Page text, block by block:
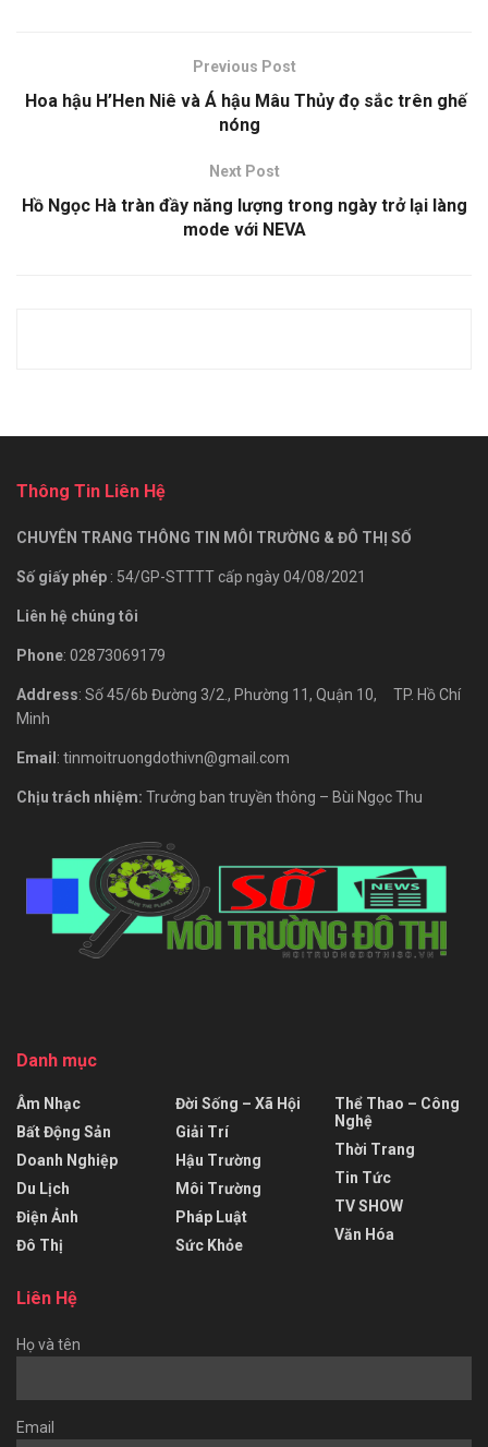
Previous Post
Hoa hậu H’Hen Niê và Á hậu Mâu Thủy đọ sắc trên ghế
nóng
Next Post
Hồ Ngọc Hà tràn đầy năng lượng trong ngày trở lại làng
mode với NEVA
Thông Tin Liên Hệ
CHUYÊN TRANG THÔNG TIN MÔI TRƯỜNG & ĐÔ THỊ SỐ
Số giấy phép : 54/GP-STTTT cấp ngày 04/08/2021
Liên hệ chúng tôi
Phone: 02873069179
Address: Số 45/6b Đường 3/2., Phường 11, Quận 10, TP. Hồ Chí
Minh
Email : tinmoitruongdothivn@gmail.com
Chịu trách nhiệm: Trưởng ban truyền thông – Bùi Ngọc Thu
Danh mục
Âm Nhạc
Bất Động Sản
Doanh Nghiệp
Du Lịch
Điện Ảnh
Đô Thị
Đời Sống – Xã Hội
Giải Trí
Hậu Trường
Môi Trường
Pháp Luật
Sức Khỏe
Thể Thao – Công
Nghệ
Thời Trang
Tin Tức
TV SHOW
Văn Hóa
Liên Hệ
Họ và tên
Email